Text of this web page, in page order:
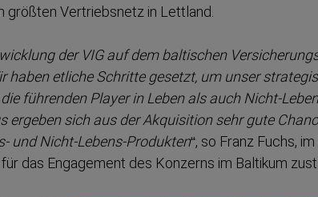
größten Vertriebsnetz in Lettland.
der VIG auf dem baltischen
haben etliche Schritte gesetzt, um unser
führenden Player in Leben als auch Nicht-
ergeben sich aus der Akquisition sehr gute
und Nicht-​Lebens-​Produkten“, so Franz Fuchs, im
das Engagement des Konzerns im Baltikum